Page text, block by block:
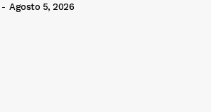
- Agosto 5, 2026